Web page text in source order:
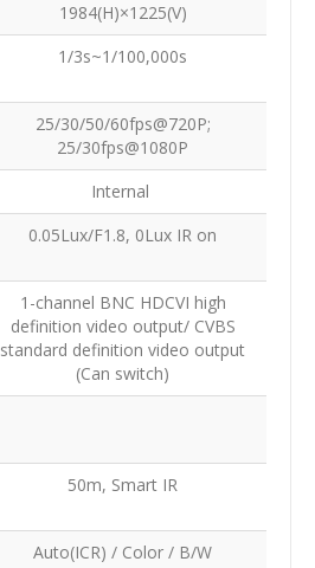
1984(H)×1225(V)
1/3s~1/100,000s
25/30/50/60fps@720P;
25/30fps@1080P
Internal
0.05Lux/F1.8, 0Lux IR on
1-channel BNC HDCVI high
definition video output/ CVBS
standard definition video output
(Can switch)
50m, Smart IR
Auto(ICR) / Color / B/W